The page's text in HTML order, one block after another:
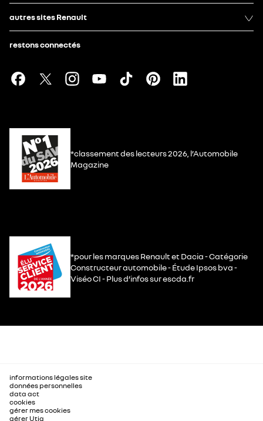
autres sites Renault
restons connectés
*classement des lecteurs 2026, l’Automobile
Magazine
*pour les marques Renault et Dacia - Catégorie
Constructeur automobile - Étude Ipsos bva -
Viséo CI - Plus d’infos sur escda.fr
informations légales site
données personnelles
data act
cookies
gérer mes cookies
gérer Utiq